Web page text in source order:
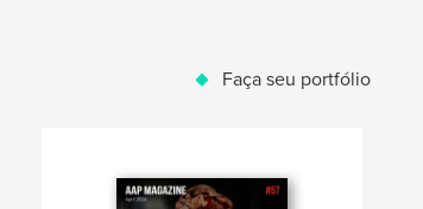
Faça seu portfólio